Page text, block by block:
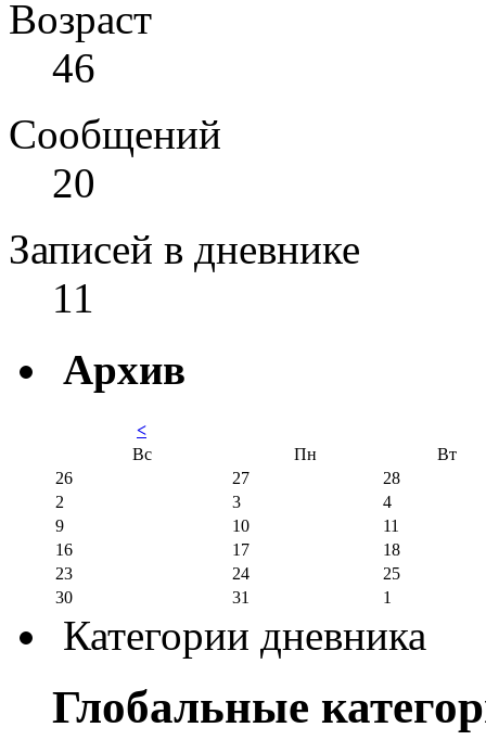
Возраст
46
Сообщений
20
Записей в дневнике
11
Архив
<
Вс
Пн
Вт
26
27
28
2
3
4
9
10
11
16
17
18
23
24
25
30
31 1
Категории дневника
Глобальные